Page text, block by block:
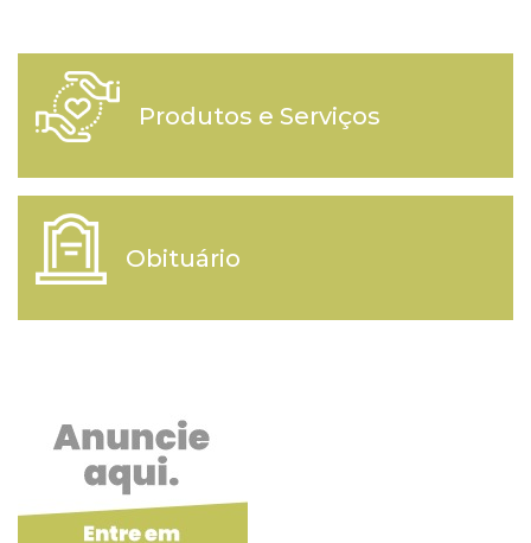
Produtos e Serviços
Obituário